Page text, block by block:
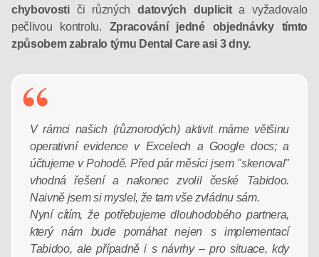
chybovostiči různýchdatových duplicita vyžadovalo
pečlivou kontrolu. Zpracování jedné objednávky tímto
způsobem zabralo týmu Dental Care asi 3 dny.
V rámci našich (různorodých) aktivit máme většinu
operativní evidence v Excelech a Google docs; a
účtujeme v Pohodě. Před pár měsíci jsem "skenoval"
vhodná řešení a nakonec zvolil české Tabidoo.
Naivně jsem si myslel, že tam vše zvládnu sám.
Nyní cítím, že potřebujeme dlouhodobého partnera,
který nám bude pomáhat nejen s implementací
Tabidoo, ale případně i s návrhy – pro situace, kdy